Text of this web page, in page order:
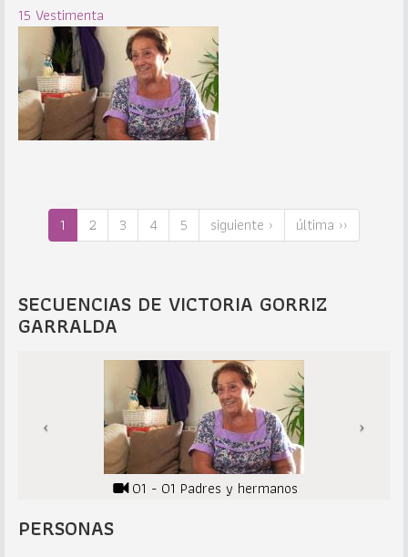
15 Vestimenta
1 2 3 4 5 siguiente › última ››
SECUENCIAS DE VICTORIA GORRIZ
GARRALDA
01 - 01 Padres y hermanos
PERSONAS